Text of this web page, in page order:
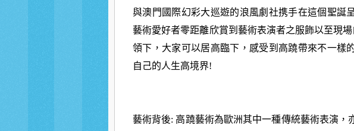
與澳門國 際幻彩大巡遊的浪風劇社携手在這個聖誕
藝術愛好者零距離欣賞到藝術表演者之服飾以至現
領下，大家可以居高臨下， 感受到高蹺帶來不一樣
自己的人生高境界!
藝術背後: 高蹺藝術為歐洲其中一種傳統藝術表演，